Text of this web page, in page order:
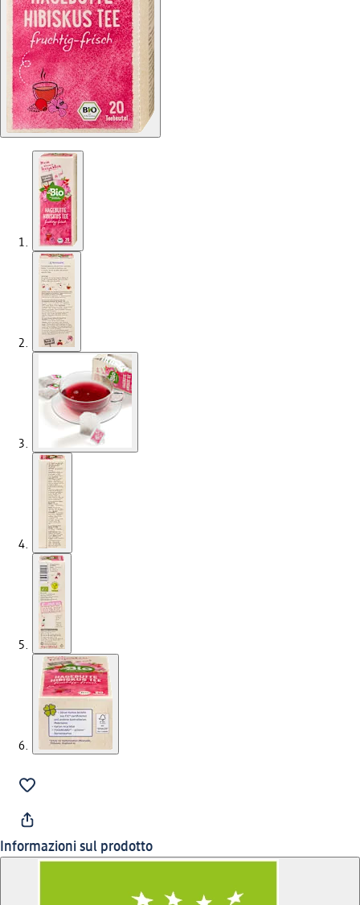
Informazioni sul prodotto